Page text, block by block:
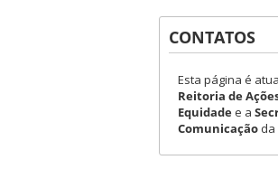
CONTATOS
Esta página é
Reitoria de
Equidadee a
Comunicaçãoda